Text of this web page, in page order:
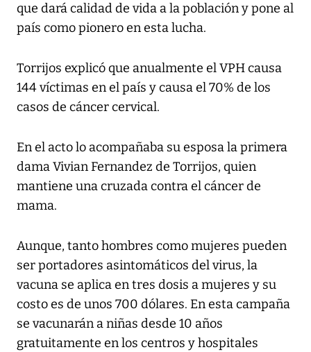
que dará calidad de vida a la población y pone al
país como pionero en esta lucha.
Torrijos explicó que anualmente el VPH causa
144 víctimas en el país y causa el 70% de los
casos de cáncer cervical.
En el acto lo acompañaba su esposa la primera
dama Vivian Fernandez de Torrijos, quien
mantiene una cruzada contra el cáncer de
mama.
Aunque, tanto hombres como mujeres pueden
ser portadores asintomáticos del virus, la
vacuna se aplica en tres dosis a mujeres y su
costo es de unos 700 dólares. En esta campaña
se vacunarán a niñas desde 10 años
gratuitamente en los centros y hospitales